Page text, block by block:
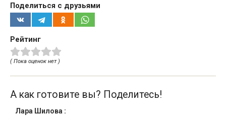
Поделиться с друзьями
Рейтинг
( Пока оценок нет )
А как готовите вы? Поделитесь!
Лара Шилова :